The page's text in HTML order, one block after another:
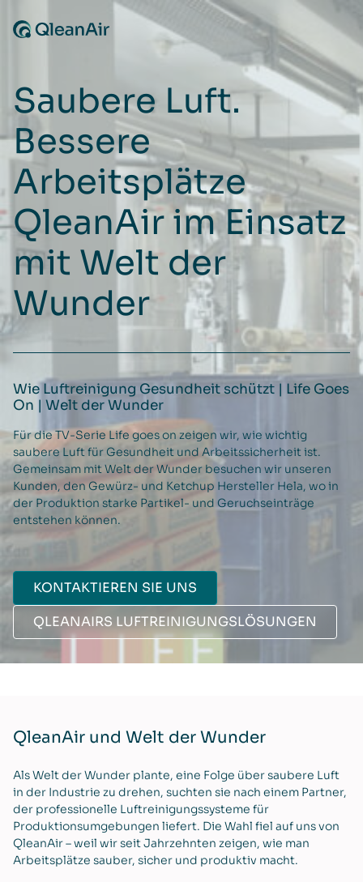
Saubere Luft.
Bessere
Arbeitsplätze
QleanAir im Einsatz
mit Welt der
Wunder
Wie Luftreinigung Gesundheit schützt | Life Goes
On | Welt der Wunder
Für die TV-Serie Life goes on zeigen wir, wie wichtig
saubere Luft für Gesundheit und Arbeitssicherheit ist.
Gemeinsam mit Welt der Wunder besuchen wir unseren
Kunden, den Gewürz- und Ketchup Hersteller Hela, wo in
der Produktion starke Partikel- und Geruchseinträge
entstehen können.
KONTAKTIEREN SIE UNS
QLEANAIRS LUFTREINIGUNGSLÖSUNGEN
QleanAir und Welt der Wunder
Als Welt der Wunder plante, eine Folge über saubere Luft
in der Industrie zu drehen, suchten sie nach einem Partner,
der professionelle Luftreinigungssysteme für
Produktionsumgebungen liefert. Die Wahl fiel auf uns von
QleanAir – weil wir seit Jahrzehnten zeigen, wie man
Arbeitsplätze sauber, sicher und produktiv macht.